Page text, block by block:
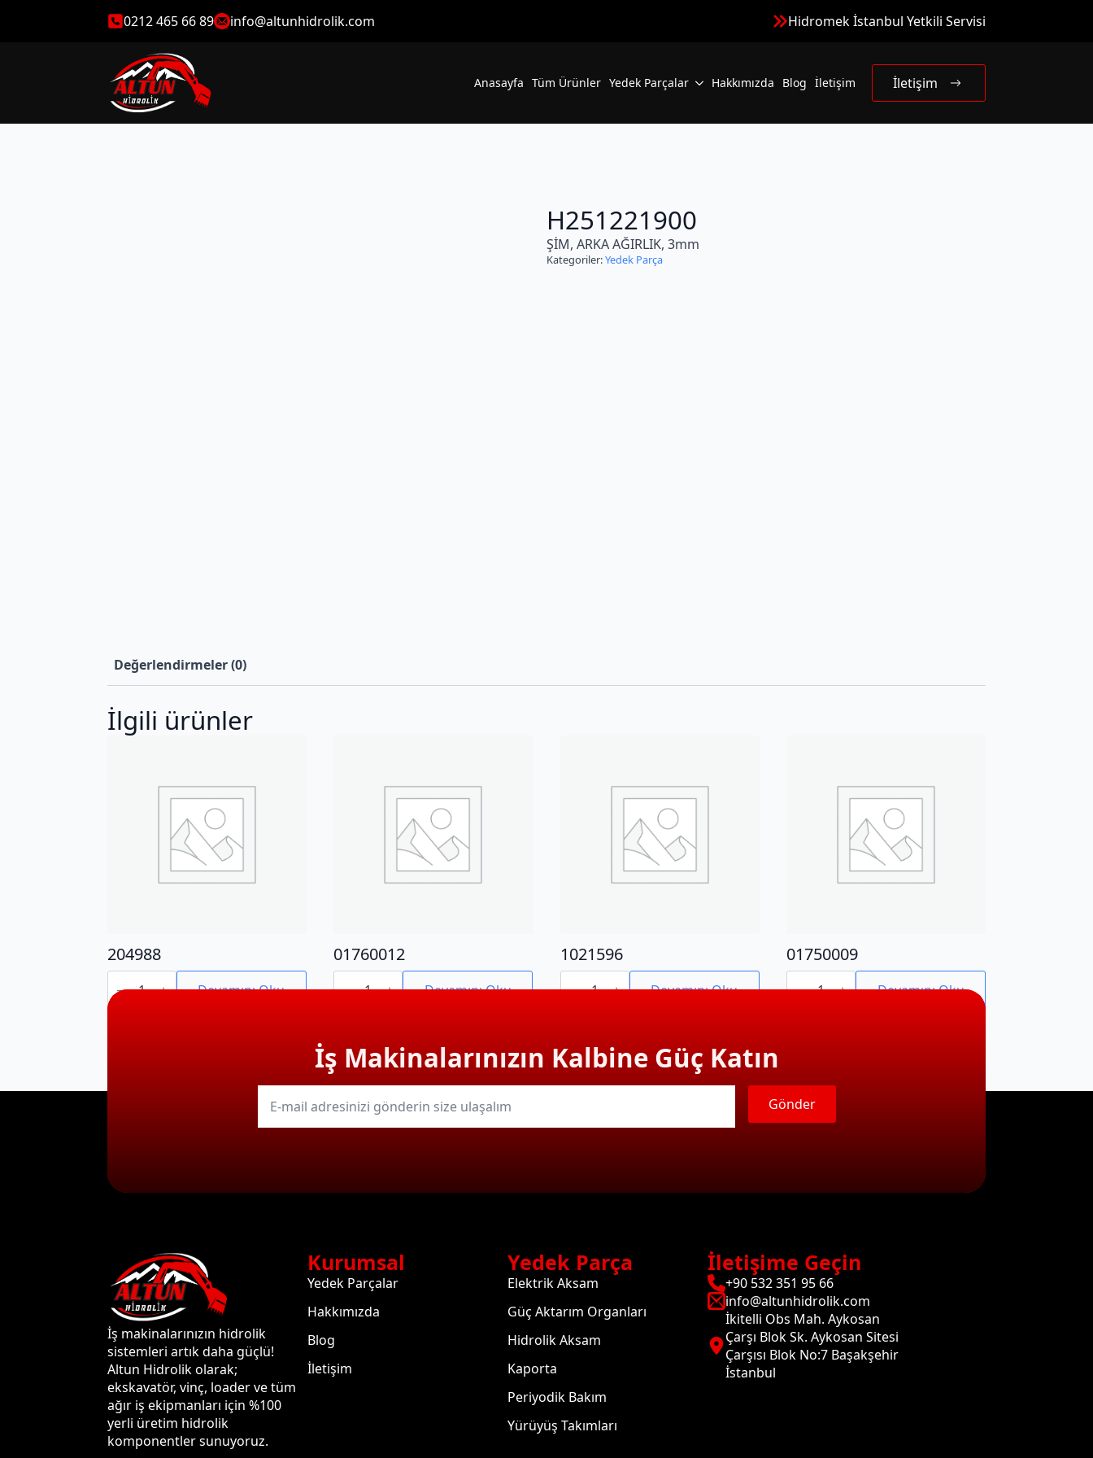
0212 465 66 89 info@altunhidrolik.com Hidromek İstanbul Yetkili Servisi
Anasayfa Tüm Ürünler Yedek Parçalar Hakkımızda Blog İletişim İletişim
H251221900
ŞİM, ARKA AĞIRLIK, 3mm
Kategoriler:Yedek Parça
Değerlendirmeler (0)
İlgili ürünler
204988
204988
adet Devamını Oku
01760012
01760012
adet Devamını Oku
1021596
1021596
adet Devamını Oku
01750009
01750009
adet Devamını Oku
İş Makinalarınızın Kalbine Güç Katın
E-
mail Gönder
İş makinalarınızın hidrolik
sistemleri artık daha güçlü!
Altun Hidrolik olarak;
ekskavatör, vinç, loader ve tüm
ağır iş ekipmanları için %100
yerli üretim hidrolik
komponentler sunuyoruz.
Kurumsal
Yedek Parçalar
Hakkımızda
Blog
İletişim
Yedek Parça
Elektrik Aksam
Güç Aktarım Organları
Hidrolik Aksam
Kaporta
Periyodik Bakım
Yürüyüş Takımları
İletişime Geçin
+90 532 351 95 66
info@altunhidrolik.com
İkitelli Obs Mah. Aykosan
Çarşı Blok Sk. Aykosan Sitesi
Çarşısı Blok No:7 Başakşehir
İstanbul